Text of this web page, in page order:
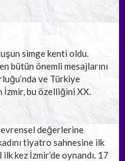
simge kenti oldu.
bütün önemli mesajlarını
ve Türkiye
bu özelliğini XX.
evrensel değerlerine
tiyatro sahnesine ilk
kez İzmir’de oynandı. 17